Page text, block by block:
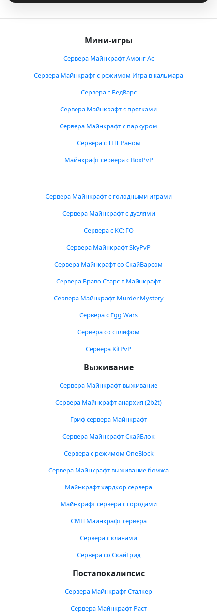
Мини-игры
Сервера Майнкрафт Амонг Ас
Сервера Майнкрафт с режимом Игра в кальмара
Сервера с БедВарс
Сервера Майнкрафт с прятками
Сервера Майнкрафт с паркуром
Сервера с ТНТ Раном
Майнкрафт сервера с BoxPvP
Сервера Майнкрафт с голодными играми
Сервера Майнкрафт с дуэлями
Сервера с КС: ГО
Сервера Майнкрафт SkyPvP
Сервера Майнкрафт со СкайВарсом
Сервера Браво Старс в Майнкрафт
Сервера Майнкрафт Murder Mystery
Сервера с Egg Wars
Сервера со сплифом
Сервера KitPvP
Выживание
Сервера Майнкрафт выживание
Сервера Майнкрафт анархия (2b2t)
Гриф сервера Майнкрафт
Сервера Майнкрафт СкайБлок
Сервера с режимом OneBlock
Сервера Майнкрафт выживание бомжа
Майнкрафт хардкор сервера
Майнкрафт сервера с городами
СМП Майнкрафт сервера
Сервера с кланами
Сервера со СкайГрид
Постапокалипсис
Сервера Майнкрафт Сталкер
Сервера Майнкрафт Раст